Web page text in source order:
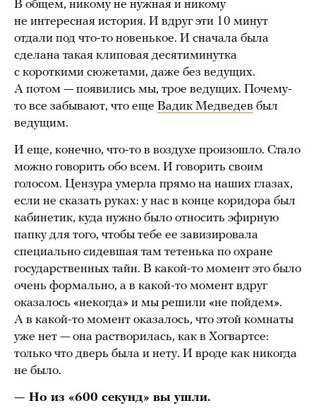
В общем, никому не нужная и никому
не интересная история. И вдруг эти 10 минут
отдали под что-то новенькое. И сначала была
сделана такая клиповая десятиминутка
с короткими сюжетами, даже без ведущих.
А потом — появились мы, трое ведущих. Почему-
то все забывают, что еще Вадик Медведев был
ведущим.
И еще, конечно, что-то в воздухе произошло. Стало
можно говорить обо всем. И говорить своим
голосом. Цензура умерла прямо на наших глазах,
если не сказать руках: у нас в конце коридора был
кабинетик, куда нужно было относить эфирную
папку для того, чтобы тебе ее завизировала
специально сидевшая там тетенька по охране
государственных тайн. В какой-то момент это было
очень формально, а в какой-то момент вдруг
оказалось «некогда» и мы решили «не пойдем».
А в какой-то момент оказалось, что этой комнаты
уже нет — она растворилась, как в Хогвартсе:
только что дверь была и нету. И вроде как никогда
не было.
— Но из «600 секунд» вы ушли.